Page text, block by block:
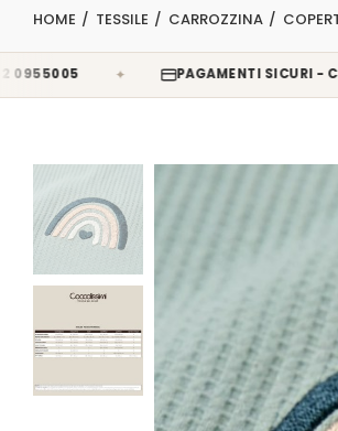
HOME TESSILE CARROZZINA
✦ PAGAMENTI SICURI -